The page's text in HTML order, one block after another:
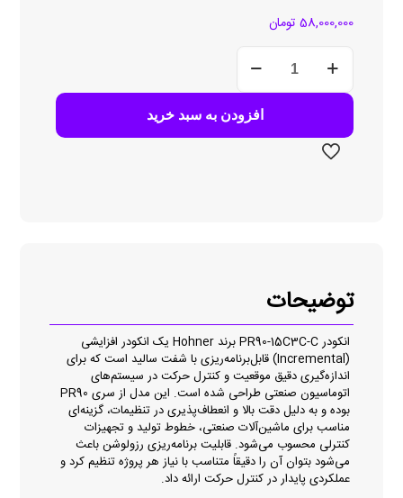
58,000,000 تومان
انکودر
PR90-
15C3C-
C
افزودن به سبد خرید
توضیحات
انکودر PR90-15C3C-C برند Hohner یک انکودر افزایشی
(Incremental) قابل‌برنامه‌ریزی با شفت سالید است که برای
اندازه‌گیری دقیق موقعیت و کنترل حرکت در سیستم‌های
اتوماسیون صنعتی طراحی شده است. این مدل از سری PR90
بوده و به دلیل دقت بالا و انعطاف‌پذیری در تنظیمات، گزینه‌ای
مناسب برای ماشین‌آلات صنعتی، خطوط تولید و تجهیزات
کنترلی محسوب می‌شود. قابلیت برنامه‌ریزی رزولوشن باعث
می‌شود بتوان آن را دقیقاً متناسب با نیاز هر پروژه تنظیم کرد و
عملکردی پایدار در کنترل حرکت ارائه داد.